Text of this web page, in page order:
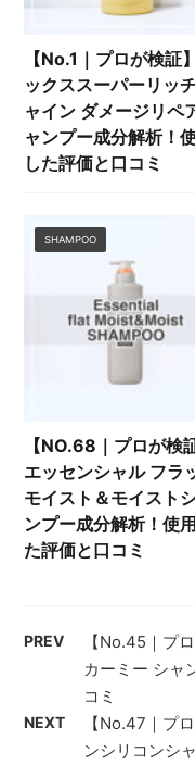
【No.1｜プロが検証
ックススーパーリッ
ャイン ダメージリペ
ャンプー成分解析！
した評価と口コミ
SHAMPOO
【NO.68｜プロが検
エッセンシャル フラ
モイスト＆モイスト
ンプー成分解析！使
た評価と口コミ
PREV
【No.45｜プ
カーミー シャ
コミ
NEXT
【No.47｜プ
ンシリコンシ